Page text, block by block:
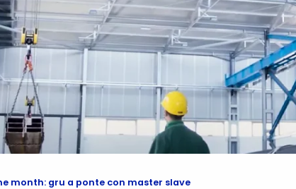
month: gru a ponte con master slave